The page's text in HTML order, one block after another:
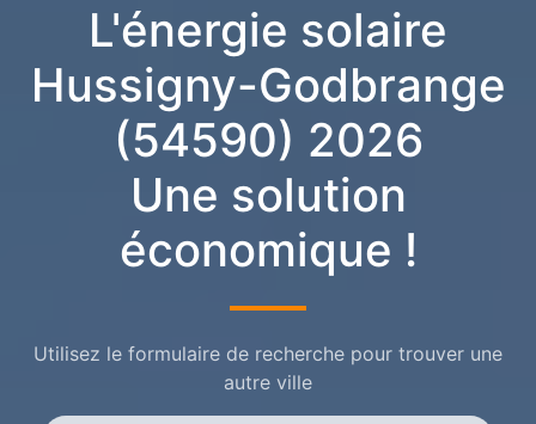
L'énergie solaire
Hussigny-Godbrange
(54590) 2026
Une solution
économique !
Utilisez le formulaire de recherche pour trouver une
autre ville